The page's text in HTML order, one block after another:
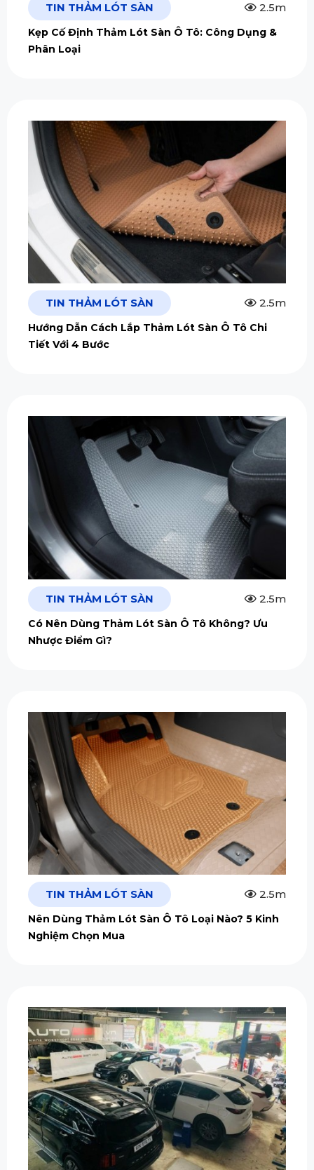
TIN THẢM LÓT SÀN 2.5m
Kẹp Cố Định Thảm Lót Sàn Ô Tô: Công Dụng &
Phân Loại
TIN THẢM LÓT SÀN 2.5m
Hướng Dẫn Cách Lắp Thảm Lót Sàn Ô Tô Chi
Tiết Với 4 Bước
TIN THẢM LÓT SÀN 2.5m
Có Nên Dùng Thảm Lót Sàn Ô Tô Không? Ưu
Nhược Điểm Gì?
TIN THẢM LÓT SÀN 2.5m
Nên Dùng Thảm Lót Sàn Ô Tô Loại Nào? 5 Kinh
Nghiệm Chọn Mua